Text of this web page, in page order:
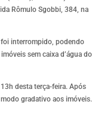
Rômulo Sgobbi, 384, na
foi interrompido, podendo
sem caixa d’água do
desta terça-feira. Após
gradativo aos imóveis.